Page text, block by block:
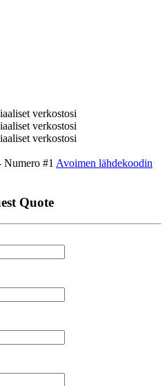
verkostosi
verkostosi
verkostosi
Numero #1 Avoimen lähdekoodin
Quote